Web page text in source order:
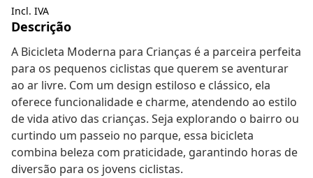
Incl. IVA
Descrição
A Bicicleta Moderna para Crianças é a parceira perfeita
para os pequenos ciclistas que querem se aventurar
ao ar livre. Com um design estiloso e clássico, ela
oferece funcionalidade e charme, atendendo ao estilo
de vida ativo das crianças. Seja explorando o bairro ou
curtindo um passeio no parque, essa bicicleta
combina beleza com praticidade, garantindo horas de
diversão para os jovens ciclistas.